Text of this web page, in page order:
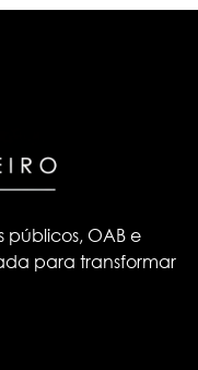
OAB e
para transformar